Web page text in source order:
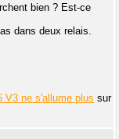
bien ? Est-ce
dans deux relais.
V3 ne s'allume plus sur